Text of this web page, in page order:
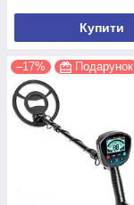
Купити
–17% Подарунок